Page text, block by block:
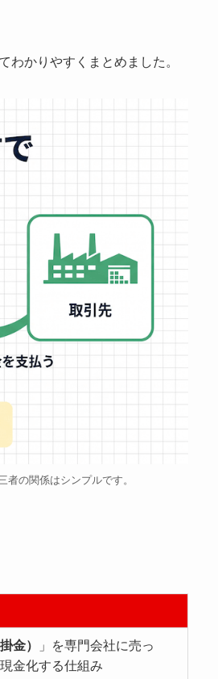
かりやすくまとめました。
の関係はシンプルです。
金）
」を専門会社に売っ
金化する仕組み